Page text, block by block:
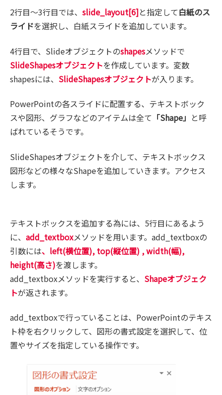
2行目～3行目では、 slide_layout[6]と指定して白紙のス
ライドを選択し、白紙スライドを追加しています。
4行目で、Slideオブジェクトのshapesメソッドで
SlideShapesオブジェクトを作成しています。変数
shapesには、 SlideShapesオブジェクトが入ります。
PowerPointの各スライドに配置する、テキストボック
スや図形、グラフなどのアイテムは全て 「Shape」 と呼
ばれているそうです。
SlideShapesオブジェクトを介して、テキストボックス
図形などの様々なShapeを追加していきます。アクセス
します。
テキストボックスを追加する為には、5行目にあるよう
に、 add_textboxメソッドを用います。add_textboxの
引数には、left(横位置), top(縦位置) , width(幅),
height(高さ)を渡します。
add_textboxメソッドを実行すると、 Shapeオブジェク
トが返されます。
add_textboxで行っていることは、PowerPointのテキス
ト枠を右クリックして、図形の書式設定を選択して、位
置やサイズを指定している操作です。